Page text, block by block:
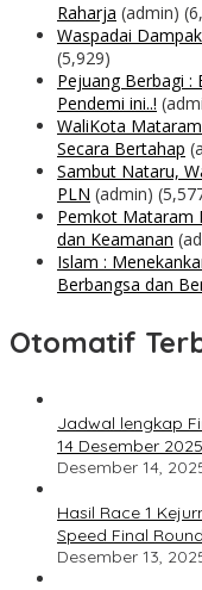
Raharja (admin)
Waspadai
(5,929)
Pejuang Berbagi :
Pendemi ini..!
WaliKota
Secara Bertahap
Sambut Nataru,
PLN (admin)
Pemkot Mataram
dan Keamanan
Islam :
Berbangsa dan
Otomatif
Jadwal lengkap
14 Desember 2025
Desember 14,
Hasil Race 1
Speed Final Round
Desember 13,